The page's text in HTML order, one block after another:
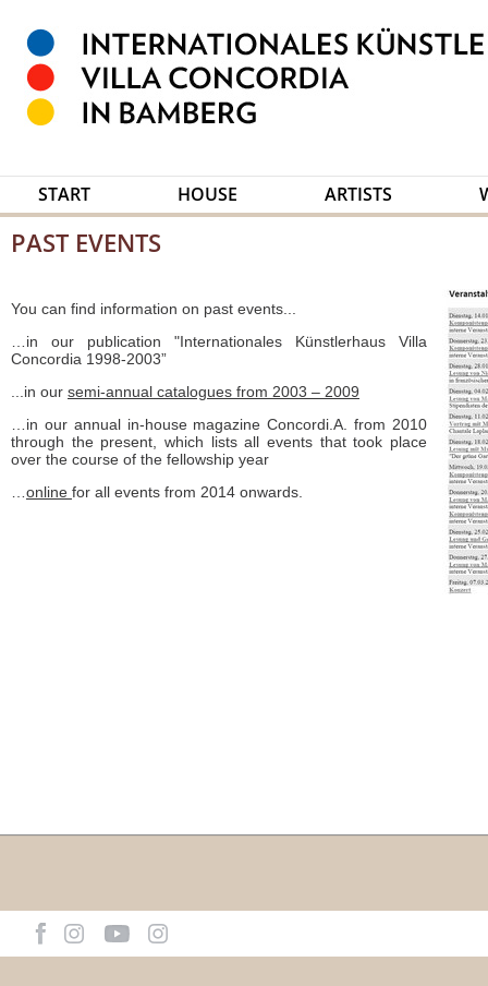
START HOUSE ARTISTS
PAST EVENTS
You can find information on past events...
…in our publication "Internationales Künstlerhaus Villa
Concordia 1998-2003”
...in our semi-annual catalogues from 2003 – 2009
…in our annual in-house magazine Concordi.A. from 2010
through the present, which lists all events that took place
over the course of the fellowship year
online for all events from 2014 onwards.